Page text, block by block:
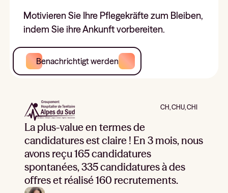
Motivieren Sie Ihre Pflegekräfte zum Bleiben,
indem Sie ihre Ankunft vorbereiten.
Benachrichtigt werden
CH, CHU, CHI
La plus-value en termes de
candidatures est claire ! En 3 mois, nous
avons reçu 165 candidatures
spontanées, 335 candidatures à des
offres et réalisé 160 recrutements.